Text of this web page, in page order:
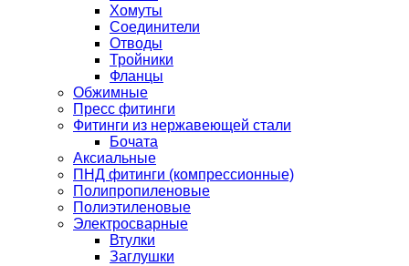
Хомуты
Соединители
Отводы
Тройники
Фланцы
Обжимные
Пресс фитинги
Фитинги из нержавеющей стали
Бочата
Аксиальные
ПНД фитинги (компрессионные)
Полипропиленовые
Полиэтиленовые
Электросварные
Втулки
Заглушки